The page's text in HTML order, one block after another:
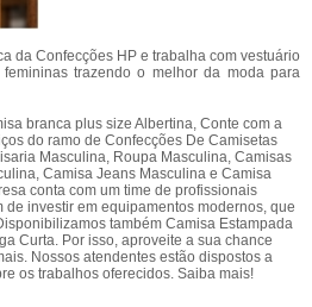
da Confecções HP e trabalha com vestuário
trazendo o melhor da moda para
branca plus size Albertina, Conte com a
do ramo de Confecções De Camisetas
Masculina, Roupa Masculina, Camisas
Camisa Jeans Masculina e Camisa
conta com um time de profissionais
investir em equipamentos modernos, que
também Camisa Estampada
Curta. Por isso, aproveite a sua chance
Nossos atendentes estão dispostos a
os trabalhos oferecidos. Saiba mais!